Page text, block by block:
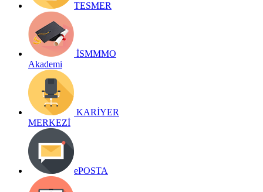
TESMER
İSMMMO
Akademi
KARİYER
MERKEZİ
ePOSTA